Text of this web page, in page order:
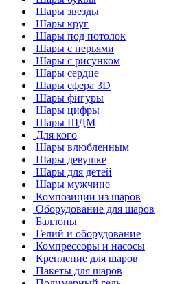
Шары звезды
Шары круг
Шары под потолок
Шары с перьями
Шары с рисунком
Шары сердце
Шары сфера 3D
Шары фигуры
Шары цифры
Шары ШДМ
Для кого
Шары влюбленным
Шары девушке
Шары для детей
Шары мужчине
Композиции из шаров
Оборудование для шаров
Баллоны
Гелий и оборудование
Компрессоры и насосы
Крепление для шаров
Пакеты для шаров